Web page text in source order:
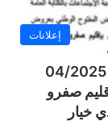
إعلانات
إعلان عن طلب عروض مفتوح وطني رقم 04/2025
صفرو
خيار